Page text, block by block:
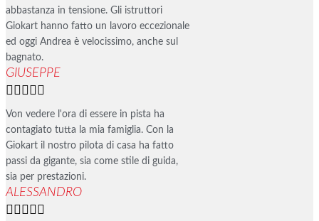
abbastanza in tensione. Gli istruttori
Giokart hanno fatto un lavoro eccezionale
ed oggi Andrea è velocissimo, anche sul
bagnato.
GIUSEPPE
    
Von vedere l'ora di essere in pista ha
contagiato tutta la mia famiglia. Con la
Giokart il nostro pilota di casa ha fatto
passi da gigante, sia come stile di guida,
sia per prestazioni.
ALESSANDRO
    